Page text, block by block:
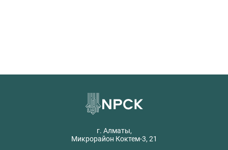
г. Алматы,
Микрорайон Коктем-3, 21